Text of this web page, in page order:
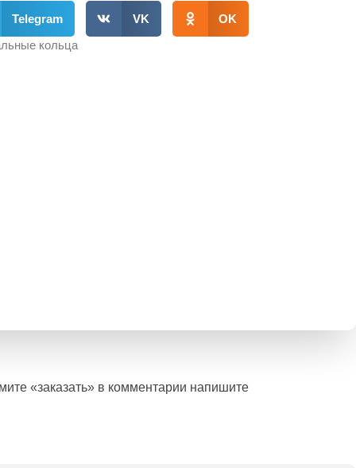
Telegram VK
OK
кольца
«заказать» в комментарии напишите